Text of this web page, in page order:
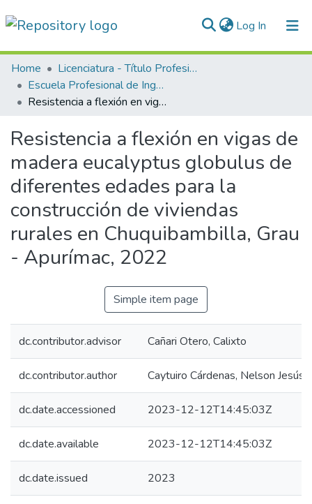
Log In (current)
Communities & Collections
All of DSpace
Normativas
Home
Licenciatura - Título Profesional
Escuela Profesional de Ingeniería Civil
Resistencia a flexión en vigas de madera eucalyptus globulus de diferentes edades para la construcción de viviendas rurales en Chuquibambilla, Grau - Apurímac, 2022
Resistencia a flexión en vigas de
madera eucalyptus globulus de
diferentes edades para la
construcción de viviendas
rurales en Chuquibambilla, Grau
- Apurímac, 2022
Simple item page
dc.contributor.advisor Cañari Otero, Calixto
dc.contributor.author Caytuiro Cárdenas, Nelson Jesús
dc.date.accessioned 2023-12-12T14:45:03Z
dc.date.available 2023-12-12T14:45:03Z
dc.date.issued 2023